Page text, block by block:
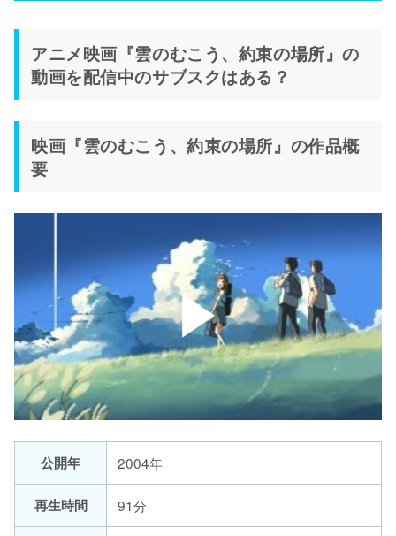
アニメ映画『雲のむこう、約束の場所』の
動画を配信中のサブスクはある？
映画『雲のむこう、約束の場所』の作品概
要
公開年 2004年
再生時間 91分